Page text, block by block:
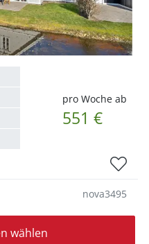
pro Woche ab
551 €
nova3495
wählen